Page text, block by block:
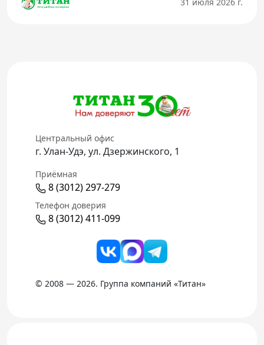
Центральный офис
г. Улан-Удэ, ул. Дзержинского, 1
Приёмная
8 (3012) 297-279
Телефон доверия
8 (3012) 411-099
© 2008 — 2026. Группа компаний «Титан»